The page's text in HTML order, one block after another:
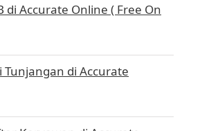
di Accurate Online ( Free On
Tunjangan di Accurate